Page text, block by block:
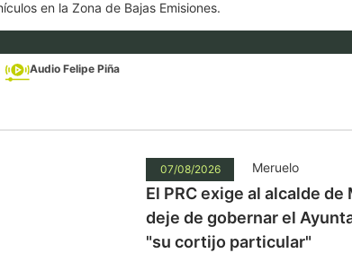
en la Zona de Bajas Emisiones.
Audio Felipe Piña
07/08/2026 Meruelo
El PRC exige al alcalde de
deje de gobernar el
"su cortijo particular"